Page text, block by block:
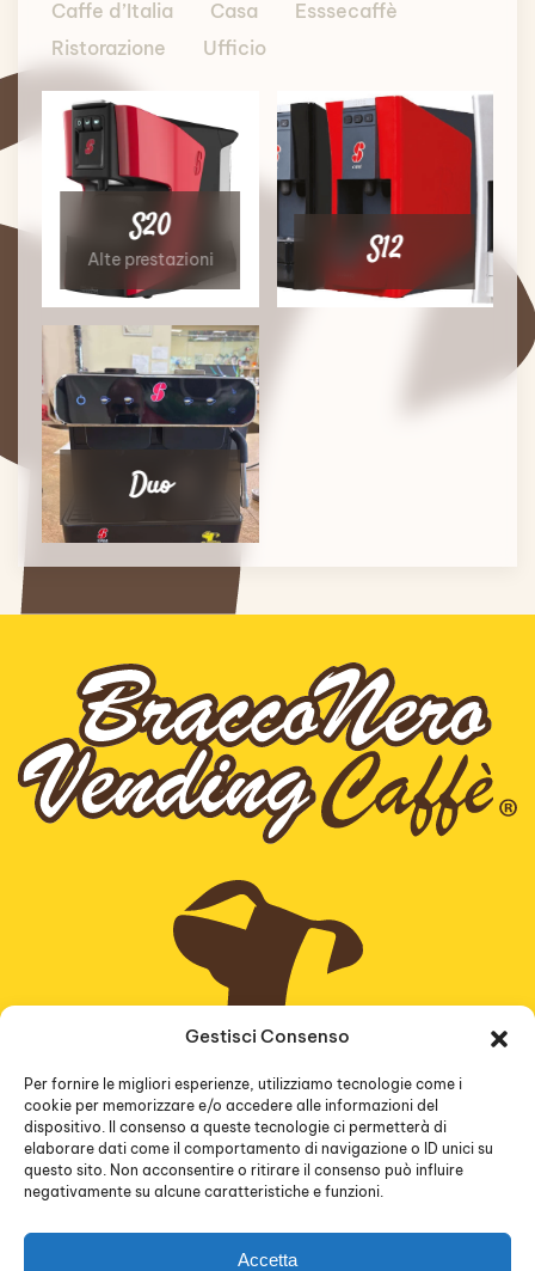
Gestisci Consenso
Per fornire le migliori esperienze, utilizziamo tecnologie come i
cookie per memorizzare e/o accedere alle informazioni del
dispositivo. Il consenso a queste tecnologie ci permetterà di
elaborare dati come il comportamento di navigazione o ID unici su
questo sito. Non acconsentire o ritirare il consenso può influire
negativamente su alcune caratteristiche e funzioni.
Accetta
Caffe d’Italia
Casa
Esssecaffè
Ristorazione
Ufficio
S20
Alte prestazioni S12
Duo
Bracconero Vending Caffè
I nostri prodotti
Contatti
P.iva:01754230470. All rights reserved.